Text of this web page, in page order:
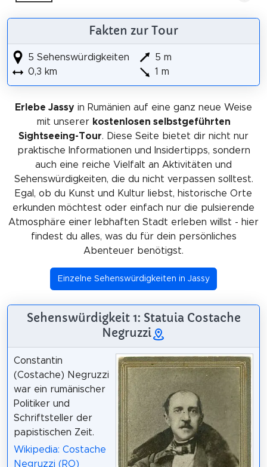
Fakten zur Tour
5 Sehenswürdigkeiten
0,3 km
5 m
1 m
Erlebe Jassy in Rumänien auf eine ganz neue Weise
mit unserer kostenlosen selbstgeführten
Sightseeing-Tour. Diese Seite bietet dir nicht nur
praktische Informationen und Insidertipps, sondern
auch eine reiche Vielfalt an Aktivitäten und
Sehenswürdigkeiten, die du nicht verpassen solltest.
Egal, ob du Kunst und Kultur liebst, historische Orte
erkunden möchtest oder einfach nur die pulsierende
Atmosphäre einer lebhaften Stadt erleben willst - hier
findest du alles, was du für dein persönliches
Abenteuer benötigst.
Einzelne Sehenswürdigkeiten in Jassy
Sehenswürdigkeit 1: Statuia Costache
Negruzzi
Constantin
(Costache) Negruzzi
war ein rumänischer
Politiker und
Schriftsteller der
papistischen Zeit.
Wikipedia: Costache
Negruzzi (RO)